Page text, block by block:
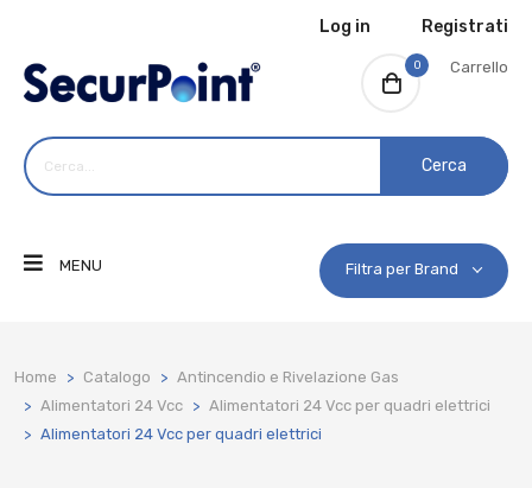
Log in Registrati
0 Carrello
Cerca
MENU Filtra per Brand
Home Catalogo
Antincendio e Rivelazione Gas
Alimentatori 24 Vcc
Alimentatori 24 Vcc per quadri elettrici
Alimentatori 24 Vcc per quadri elettrici